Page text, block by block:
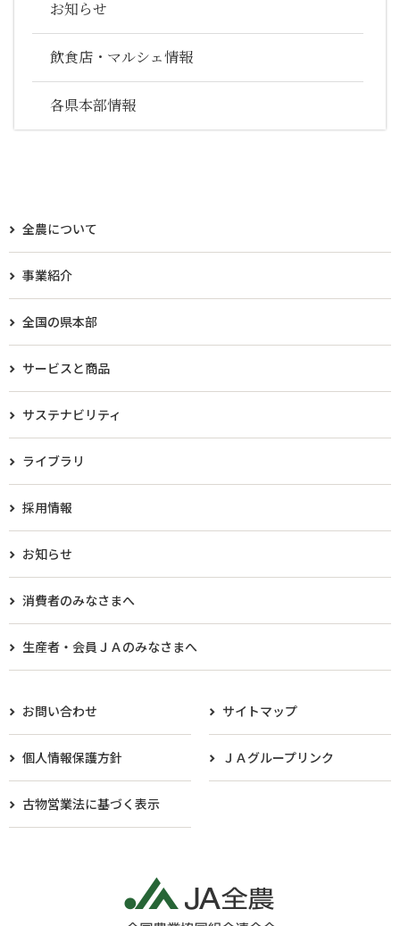
お知らせ
飲食店・マルシェ情報
各県本部情報
全農について
事業紹介
全国の県本部
サービスと商品
サステナビリティ
ライブラリ
採用情報
お知らせ
消費者のみなさまへ
生産者・会員ＪＡのみなさまへ​
お問い合わせ サイトマップ
個人情報保護方針 ＪＡグループリンク
古物営業法に基づく表示